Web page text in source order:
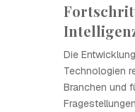
Die
Technologien
Branchen und